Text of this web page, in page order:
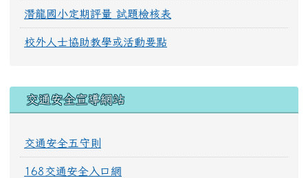
潛龍國小定期評量 試題檢核表
校外人士協助教學或活動要點
交通安全宣導網站
交通安全五守則
168交通安全入口網